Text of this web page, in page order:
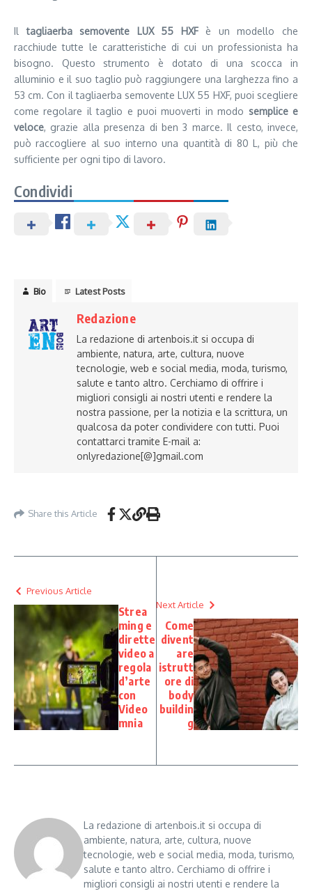
Iltagliaerba semovente LUX 55 HXFè un modello che
racchiude tutte le caratteristiche di cui un professionista ha
bisogno. Questo strumento è dotato di una scocca in
alluminio e il suo taglio può raggiungere una larghezza fino a
53 cm. Con il tagliaerba semovente LUX 55 HXF, puoi scegliere
come regolare il taglio e puoi muoverti in modo semplice e
veloce, grazie alla presenza di ben 3 marce. Il cesto, invece,
può raccogliere al suo interno una quantità di 80 L, più che
sufficiente per ogni tipo di lavoro.
Condividi
Bio Latest Posts
Redazione
La redazione di artenbois.it si occupa di
ambiente, natura, arte, cultura, nuove
tecnologie, web e social media, moda, turismo,
salute e tanto altro. Cerchiamo di offrire i
migliori consigli ai nostri utenti e rendere la
nostra passione, per la notizia e la scrittura, un
qualcosa da poter condividere con tutti. Puoi
contattarci tramite E-mail a:
onlyredazione[@]gmail.com
Share this Article
Previous Article
Strea
ming e
dirette
video a
regola
d’arte
con
Video
mnia
Next Article
Come
divent
are
istrutt
ore di
body
buildin
g
La redazione di artenbois.it si occupa di
ambiente, natura, arte, cultura, nuove
tecnologie, web e social media, moda, turismo,
salute e tanto altro. Cerchiamo di offrire i
migliori consigli ai nostri utenti e rendere la